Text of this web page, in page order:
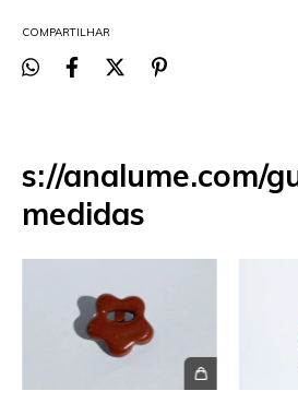
COMPARTILHAR
s://analume.com/
medidas